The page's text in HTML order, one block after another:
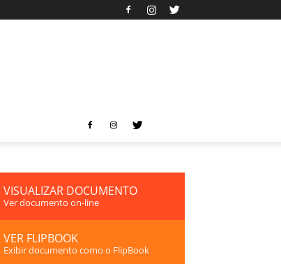
VISUALIZAR DOCUMENTO
Ver documento on-line
VER FLIPBOOK
Exibir documento como o FlipBook